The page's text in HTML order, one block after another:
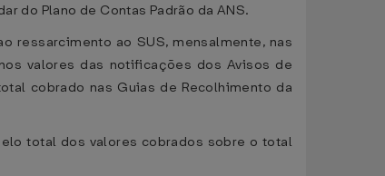
do Plano de Contas Padrão da ANS.
ressarcimento ao SUS, mensalmente, nas
valores das notificações dos Avisos de
cobrado nas Guias de Recolhimento da
total dos valores cobrados sobre o total